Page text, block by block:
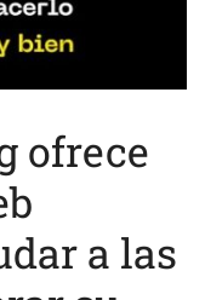
ofrece
a las